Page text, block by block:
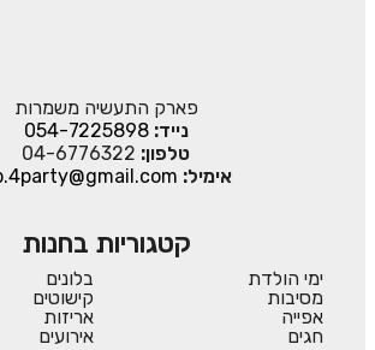
פארק התעשיה משמרות
נייד:054-7225898
טלפון: 04-6776322
אימיל:
קטגוריות בחנות
ימי הולדת
מסיבות
אפייה
חגים
בלונים
קישוטים
אריזות
אירועים